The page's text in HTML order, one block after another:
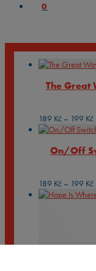
0
Související
The Great
189 Kč – 199 Kč
On/Off
189 Kč – 199 Kč